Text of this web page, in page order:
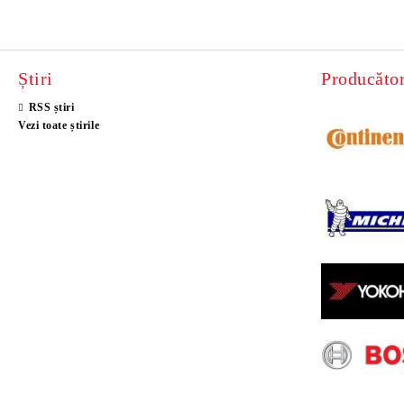
Știri
RSS știri
Vezi toate știrile